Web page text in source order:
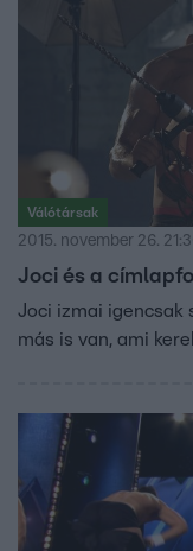
Válótársak
2015. november 26.
Joci és a
Joci izmai igencsak
más is van, ami